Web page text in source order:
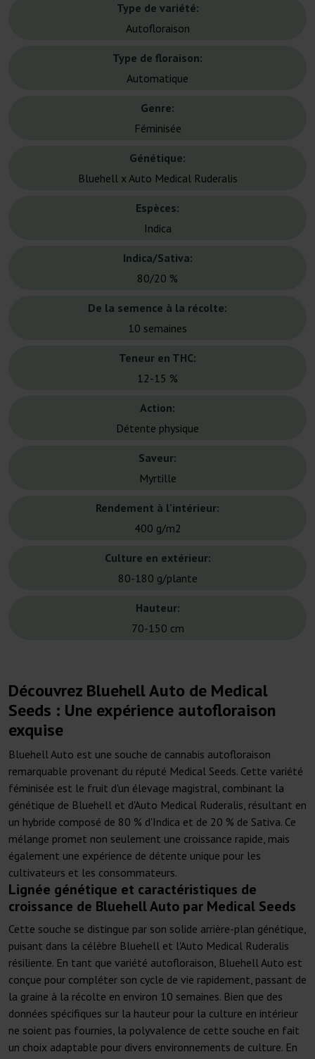
Type de variété:
Autofloraison
Type de floraison:
Automatique
Genre:
Féminisée
Génétique:
Bluehell x Auto Medical Ruderalis
Espèces:
Indica
Indica/Sativa:
80/20 %
De la semence à la récolte:
10 semaines
Teneur en THC:
12-15 %
Action:
Détente physique
Saveur:
Myrtille
Rendement à l'intérieur:
400 g/m2
Culture en extérieur:
80-180 g/plante
Hauteur:
70-150 cm
Découvrez Bluehell Auto de Medical
Seeds : Une expérience autofloraison
exquise
Bluehell Auto est une souche de cannabis autofloraison
remarquable provenant du réputé Medical Seeds. Cette variété
féminisée est le fruit d'un élevage magistral, combinant la
génétique de Bluehell et d'Auto Medical Ruderalis, résultant en
un hybride composé de 80 % d'Indica et de 20 % de Sativa. Ce
mélange promet non seulement une croissance rapide, mais
également une expérience de détente unique pour les
cultivateurs et les consommateurs.
Lignée génétique et caractéristiques de
croissance de Bluehell Auto par Medical Seeds
Cette souche se distingue par son solide arrière-plan génétique,
puisant dans la célèbre Bluehell et l'Auto Medical Ruderalis
résiliente. En tant que variété autofloraison, Bluehell Auto est
conçue pour compléter son cycle de vie rapidement, passant de
la graine à la récolte en environ 10 semaines. Bien que des
données spécifiques sur la hauteur pour la culture en intérieur
ne soient pas fournies, la polyvalence de cette souche en fait
un choix adaptable pour divers environnements de culture. En